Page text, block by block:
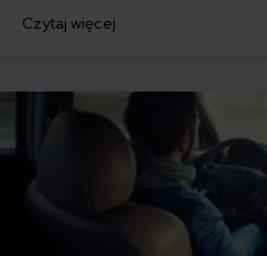
ubezpieczenia samochodu czy
Czytaj więcej